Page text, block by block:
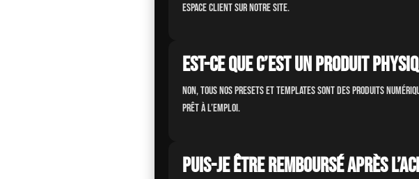
espace client sur notre site.
Est-ce que c’est un produit
Non, tous nos presets et templates sont desproduits
prêt à l’emploi.
Puis-je être remboursé après